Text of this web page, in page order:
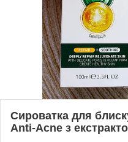
Сироватка для
Anti-Acne з